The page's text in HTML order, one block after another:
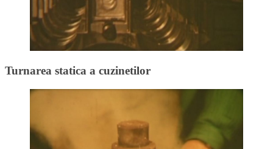
Turnarea statica a cuzinetilor